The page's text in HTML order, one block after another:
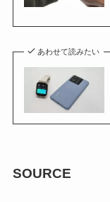
あわせて読みたい
SOURCE